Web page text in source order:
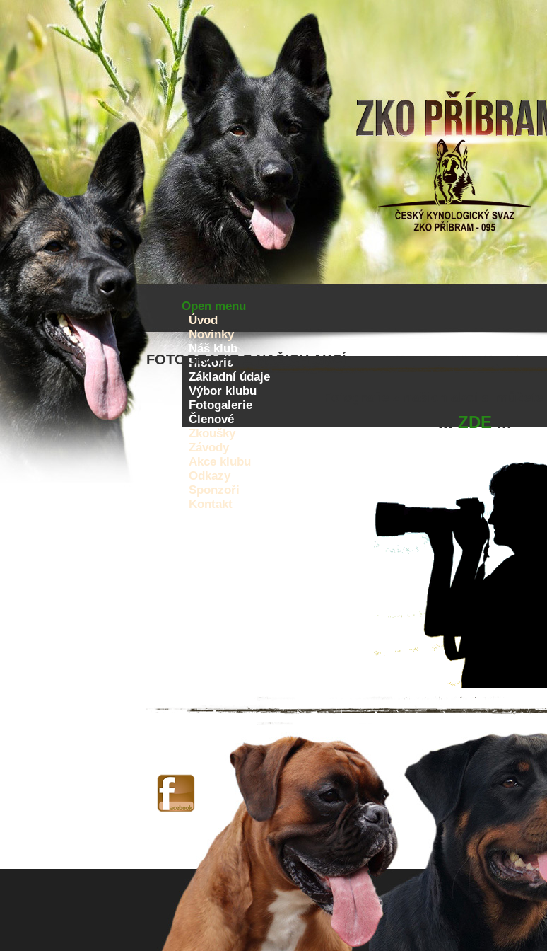
Open menu
Úvod
Novinky
Náš klub
Historie
Základní údaje
Výbor klubu
Fotogalerie
Členové
Zkoušky
Závody
Akce klubu
Odkazy
Sponzoři
Kontakt
FOTOGRAFIE Z NAŠICH AKCÍ
...ZDE...